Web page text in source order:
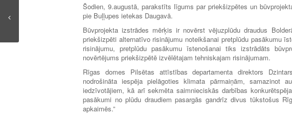
Šodien, 9.augustā, parakstīts līgums par priekšizpētes un
pie Buļļupes ietekas Daugavā.
Būvprojekta izstrādes mērķis ir novērst vējuzplūdu draudus
priekšizpēti alternatīvo risinājumu noteikšanai pretplūdu pasākumu
risinājumu, pretplūdu pasākumu īstenošanai tiks izstrādāts
novērtējums priekšizpētē izvēlētajam tehniskajam risinājumam.
Rīgas domes Pilsētas attīstības departamenta direktors
nodrošināta iespēja pielāgoties klimata pārmaiņām,
iedzīvotājiem, kā arī sekmēta saimnieciskās darbības
pasākumi no plūdu draudiem pasargās gandrīz divus tūkstošus
apkaimēs.”